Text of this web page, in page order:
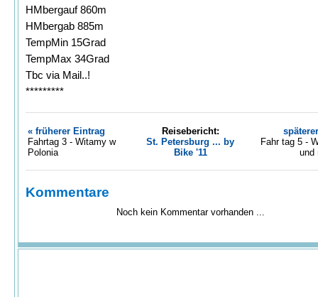
HMbergauf 860m
HMbergab 885m
TempMin 15Grad
TempMax 34Grad
Tbc via Mail..!
*********
« früherer Eintrag
Fahrtag 3 - Witamy w
Polonia
Reisebericht:
St. Petersburg ... by
Bike '11
Fahr tag 5 -
und
Kommentare
Noch kein Kommentar vorhanden ...